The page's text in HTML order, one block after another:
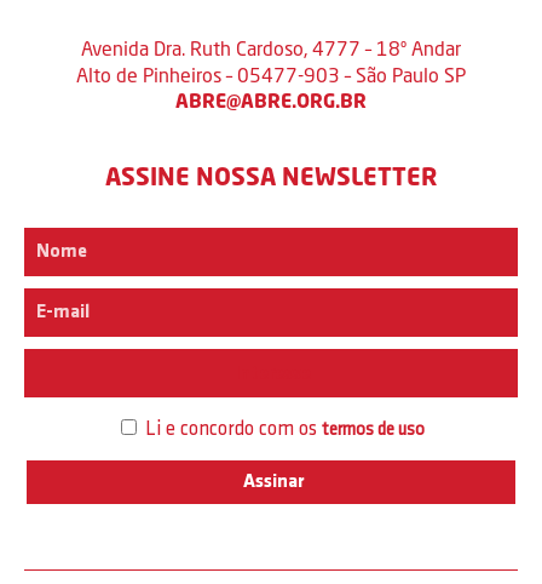
Avenida Dra. Ruth Cardoso, 4777 – 18º Andar
Alto de Pinheiros – 05477-903 – São Paulo SP
ABRE@ABRE.ORG.BR
ASSINE NOSSA NEWSLETTER
Li e concordo com os termos de uso